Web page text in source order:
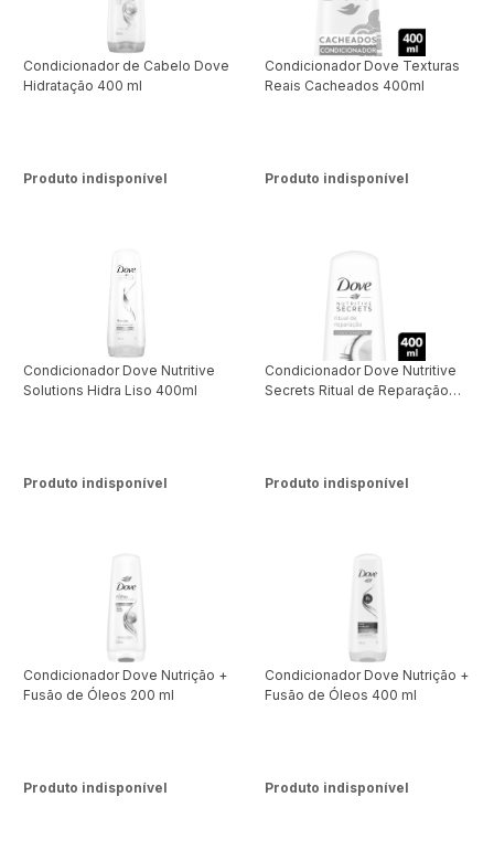
Condicionador de Cabelo Dove
Hidratação 400 ml
Produto indisponível
Condicionador Dove Texturas
Reais Cacheados 400ml
Produto indisponível
Condicionador Dove Nutritive
Solutions Hidra Liso 400ml
Produto indisponível
Condicionador Dove Nutritive
Secrets Ritual de Reparação
Produto indisponível
Condicionador Dove Nutrição +
Fusão de Óleos 200 ml
Produto indisponível
Condicionador Dove Nutrição +
Fusão de Óleos 400 ml
Produto indisponível